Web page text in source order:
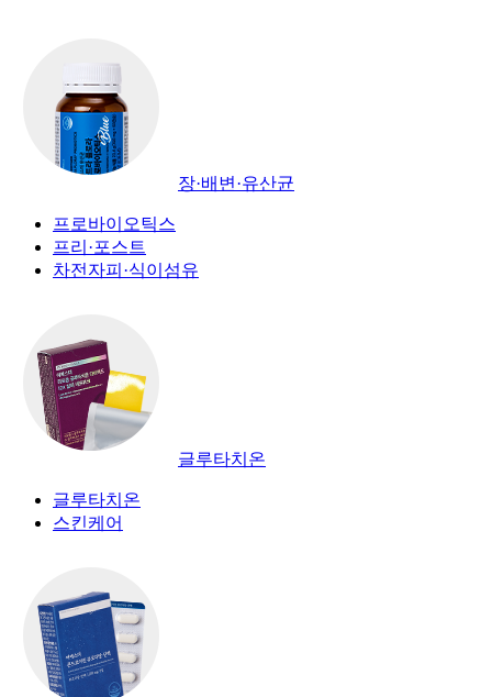
장·배변·유산균
프로바이오틱스
프리·포스트
차전자피·식이섬유
글루타치온
글루타치온
스킨케어